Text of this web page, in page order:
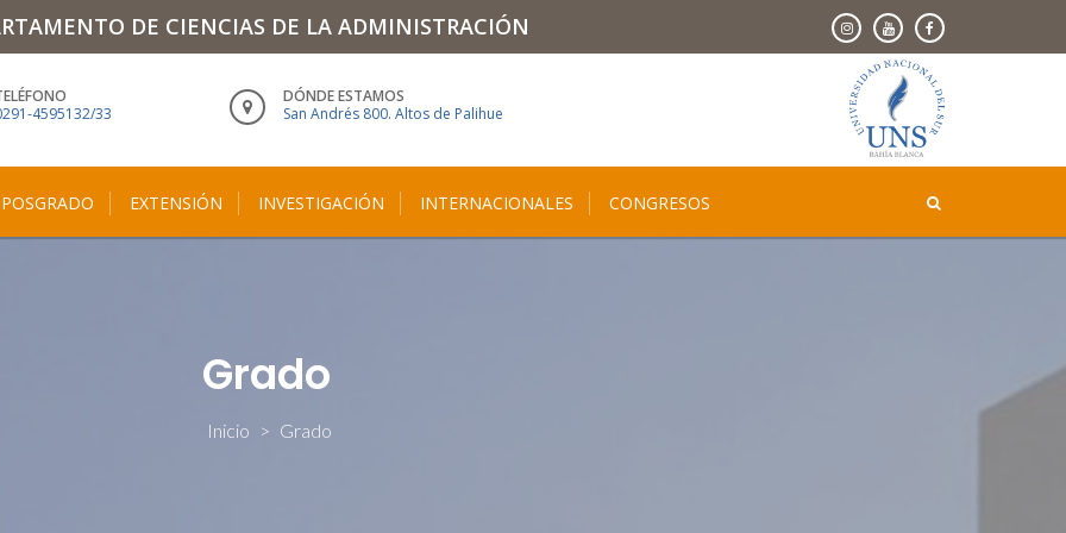
DE CIENCIAS DE LA ADMINISTRACIÓN
4595132/33
DÓNDE ESTAMOS
San Andrés 800. Altos de Palihue
POSGRADO EXTENSIÓN INVESTIGACIÓN INTERNACIONALES CONGRESOS
Grado
Inicio > Grado